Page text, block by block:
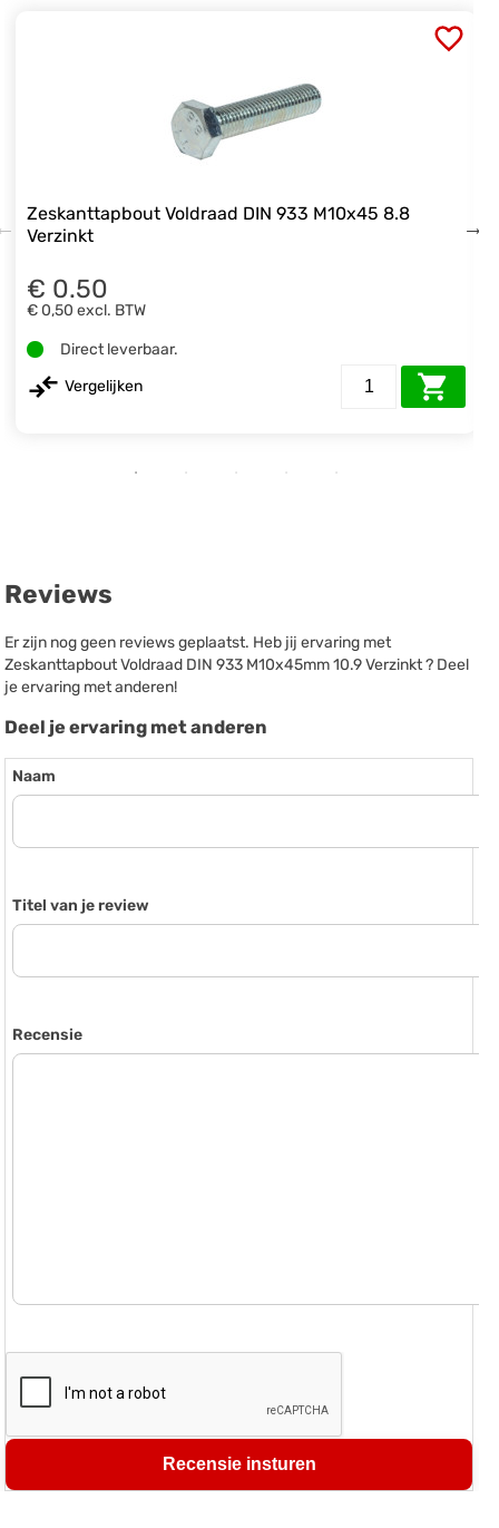
Zeskanttapbout Voldraad DIN 933 M10x45 8.8
Verzinkt
€ 0.50
€ 0,50 excl. BTW
Direct leverbaar.
Vergelijken
Reviews
Er zijn nog geen reviews geplaatst. Heb jij ervaring met
Zeskanttapbout Voldraad DIN 933 M10x45mm 10.9 Verzinkt ? Deel
je ervaring met anderen!
Deel je ervaring met anderen
Naam
Titel van je review
Recensie
Recensie insturen